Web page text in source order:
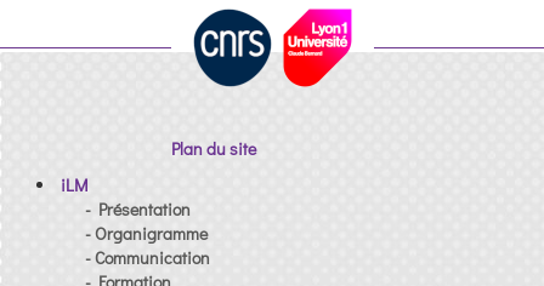
Plan du site
iLM
- Présentation
- Organigramme
- Communication
- Formation